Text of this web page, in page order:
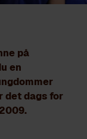
på
en
det dags for